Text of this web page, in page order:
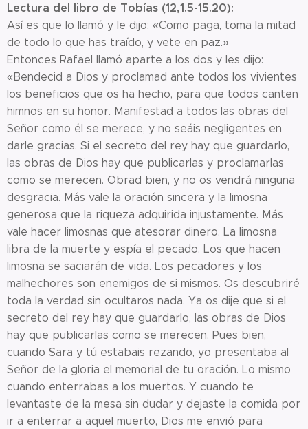
Lectura del libro de Tobías (12,1.5-15.20):
Así es que lo llamó y le dijo: «Como paga, toma la mitad
de todo lo que has traído, y vete en paz.»
Entonces Rafael llamó aparte a los dos y les dijo:
«Bendecid a Dios y proclamad ante todos los vivientes
los beneficios que os ha hecho, para que todos canten
himnos en su honor. Manifestad a todos las obras del
Señor como él se merece, y no seáis negligentes en
darle gracias. Si el secreto del rey hay que guardarlo,
las obras de Dios hay que publicarlas y proclamarlas
como se merecen. Obrad bien, y no os vendrá ninguna
desgracia. Más vale la oración sincera y la limosna
generosa que la riqueza adquirida injustamente. Más
vale hacer limosnas que atesorar dinero. La limosna
libra de la muerte y espía el pecado. Los que hacen
limosna se saciarán de vida. Los pecadores y los
malhechores son enemigos de si mismos. Os descubriré
toda la verdad sin ocultaros nada. Ya os dije que si el
secreto del rey hay que guardarlo, las obras de Dios
hay que publicarlas como se merecen. Pues bien,
cuando Sara y tú estabais rezando, yo presentaba al
Señor de la gloria el memorial de tu oración. Lo mismo
cuando enterrabas a los muertos. Y cuando te
levantaste de la mesa sin dudar y dejaste la comida por
ir a enterrar a aquel muerto, Dios me envió para